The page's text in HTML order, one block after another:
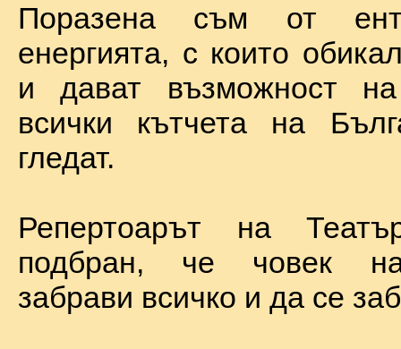
Поразена съм от
енергията, с които
и дават възможност
всички кътчета на
гледат.
Репертоарът на
подбран, че човек
забрави всичко и да се